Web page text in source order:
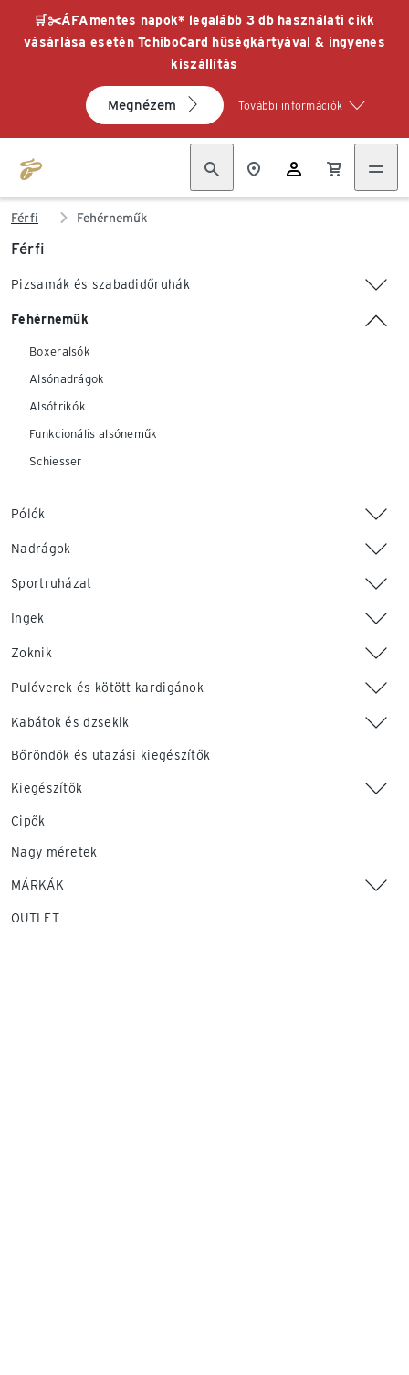
🛒✂️ÁFAmentes napok* legalább 3 db használati cikk
vásárlása esetén TchiboCard hűségkártyával & ingyenes
kiszállítás
Megnézem További információk
Férfi Fehérneműk
Férfi
Pizsamák és szabadidőruhák
Fehérneműk
Boxeralsók
Alsónadrágok
Alsótrikók
Funkcionális alsóneműk
Schiesser
Pólók
Nadrágok
Sportruházat
Ingek
Zoknik
Pulóverek és kötött kardigánok
Kabátok és dzsekik
Bőröndök és utazási kiegészítők
Kiegészítők
Cipők
Nagy méretek
MÁRKÁK
OUTLET